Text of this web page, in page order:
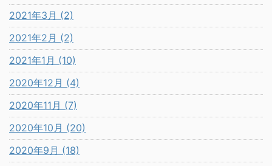
2021年3月 (2)
2021年2月 (2)
2021年1月 (10)
2020年12月 (4)
2020年11月 (7)
2020年10月 (20)
2020年9月 (18)